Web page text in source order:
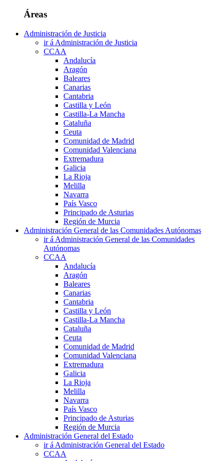
Áreas
Administración de Justicia
ir á Administración de Justicia
CCAA
Andalucía
Aragón
Baleares
Canarias
Cantabria
Castilla y León
Castilla-La Mancha
Cataluña
Ceuta
Comunidad de Madrid
Comunidad Valenciana
Extremadura
Galicia
La Rioja
Melilla
Navarra
País Vasco
Principado de Asturias
Región de Murcia
Administración General de las Comunidades Autónomas
ir á Administración General de las Comunidades
Autónomas
CCAA
Andalucía
Aragón
Baleares
Canarias
Cantabria
Castilla y León
Castilla-La Mancha
Cataluña
Ceuta
Comunidad de Madrid
Comunidad Valenciana
Extremadura
Galicia
La Rioja
Melilla
Navarra
País Vasco
Principado de Asturias
Región de Murcia
Administración General del Estado
ir á Administración General del Estado
CCAA